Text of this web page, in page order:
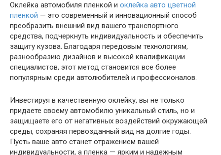
Оклейка автомобиля пленкой и оклейка авто цветной
пленкой — это современный и инновационный способ
преобразить внешний вид вашего транспортного
средства, подчеркнуть индивидуальность и обеспечить
защиту кузова. Благодаря передовым технологиям,
разнообразию дизайнов и высокой квалификации
специалистов, этот метод становится все более
популярным среди автолюбителей и профессионалов.
Инвестируя в качественную оклейку, вы не только
придаете своему автомобилю уникальный стиль, но и
защищаете его от негативных воздействий окружающей
среды, сохраняя первозданный вид на долгие годы.
Пусть ваше авто станет отражением вашей
индивидуальности, а пленка — ярким и надежным